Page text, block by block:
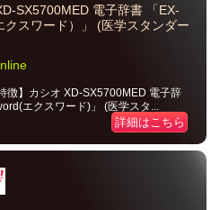
SX5700MED 電子辞書 「EX-
クスワード）」 (医学スタンダー
徴】カシオ XD-SX5700MED 電子辞
エクスワード)」 (医学スタ...
詳細はこちら